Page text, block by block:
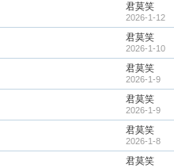
君莫笑
2026-1-12
君莫笑
2026-1-10
君莫笑
2026-1-9
君莫笑
2026-1-9
君莫笑
2026-1-8
君莫笑